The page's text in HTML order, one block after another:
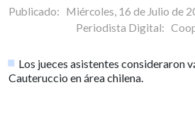
Publicado: Miércoles, 16 de Julio de
Periodista Digital:
Los jueces asistentes consideraron
Cauteruccio en área chilena.